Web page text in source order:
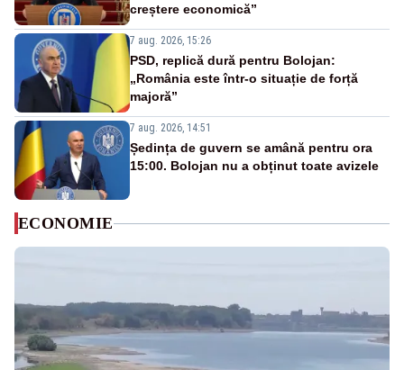
creștere economică”
7 aug. 2026, 15:26
PSD, replică dură pentru Bolojan:
„România este într-o situație de forță
majoră”
7 aug. 2026, 14:51
Ședința de guvern se amână pentru ora
15:00. Bolojan nu a obținut toate avizele
ECONOMIE